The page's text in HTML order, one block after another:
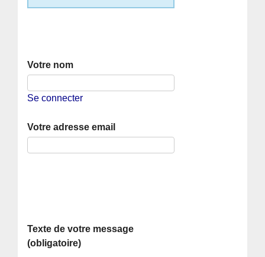
Votre nom
Se connecter
Votre adresse email
Texte de votre message
(obligatoire)